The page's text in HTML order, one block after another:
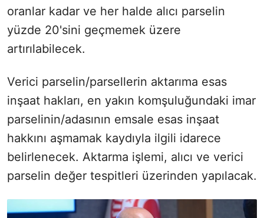
oranlar kadar ve her halde alıcı parselin
yüzde 20'sini geçmemek üzere
artırılabilecek.
Verici parselin/parsellerin aktarıma esas
inşaat hakları, en yakın komşuluğundaki imar
parselinin/adasının emsale esas inşaat
hakkını aşmamak kaydıyla ilgili idarece
belirlenecek. Aktarma işlemi, alıcı ve verici
parselin değer tespitleri üzerinden yapılacak.